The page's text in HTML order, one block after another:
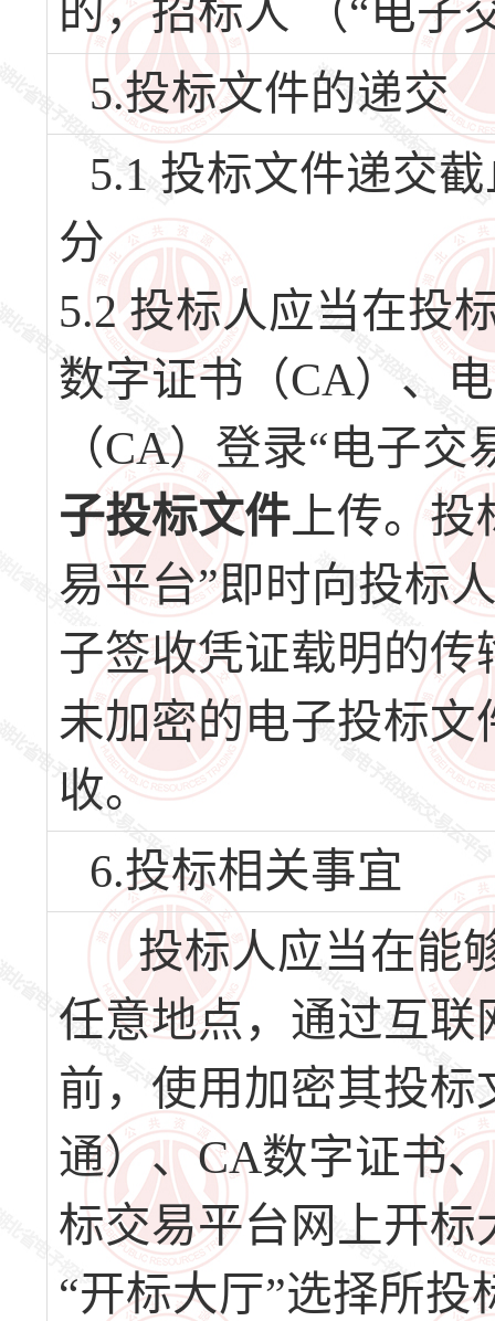
的，招标人 （“电子
5.投标文件的递交
5.1 投标文件递交
分
5.2 投标人应当在投
数字证书（CA）、
（CA）登录“电子
子投标文件 上传。
易平台”即时向投标
子签收凭证载明的
未加密的电子投标文
收。
6.投标相关事宜
投标人应当在能
任意地点，通过互
前，使用加密其投
通）、CA数字证书
标交易平台网上开标
“开标大厅”选择所